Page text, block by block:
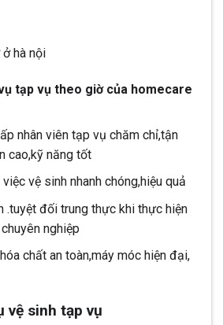
tạp vụ theo giờ của homecare
nhân viên tạp vụ chăm chỉ,tận
cao,kỹ năng tốt
vệ sinh nhanh chóng,hiệu quả
.tuyệt đối trung thực khi thực hiện
nghiệp
chất an toàn,máy móc hiện đại,
vệ sinh tạp vụ